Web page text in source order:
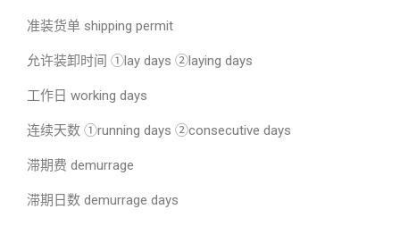
准装货单 shipping permit
允许装卸时间 ①lay days ②laying days
工作日 working days
连续天数 ①running days ②consecutive days
滞期费 demurrage
滞期日数 demurrage days